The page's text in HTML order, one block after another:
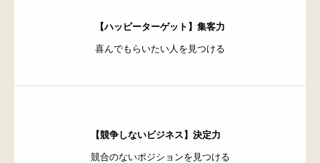
【ハッピーターゲット】集客力
喜んでもらいたい人を見つける
【競争しないビジネス】決定力
競合のないポジションを見つける